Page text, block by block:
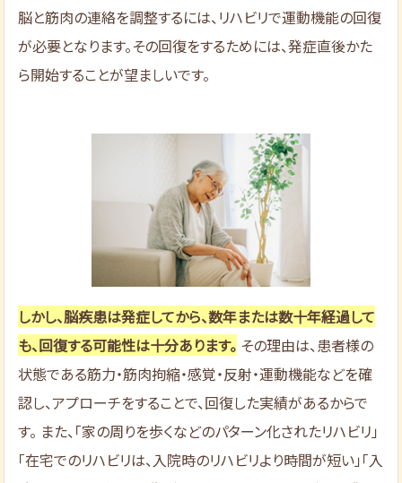
脳と筋肉の連絡を調整するには、リハビリで運動機能の回復
が必要となります。その回復をするためには、発症直後かた
ら開始することが望ましいです。
しかし、脳疾患は発症してから、数年または数十年経過して
も、回復する可能性は十分あります。 その理由は、患者様の
状態である筋力・筋肉拘縮・感覚・反射・運動機能などを確
認し、アプローチをすることで、回復した実績があるからで
す。 また、「家の周りを歩くなどのパターン化されたリハビリ」
「在宅でのリハビリは、入院時のリハビリより時間が短い」「入